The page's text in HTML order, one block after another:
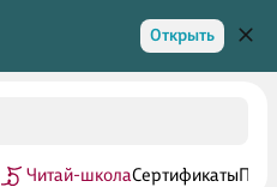
Открыть
Читай-школаСертификаты